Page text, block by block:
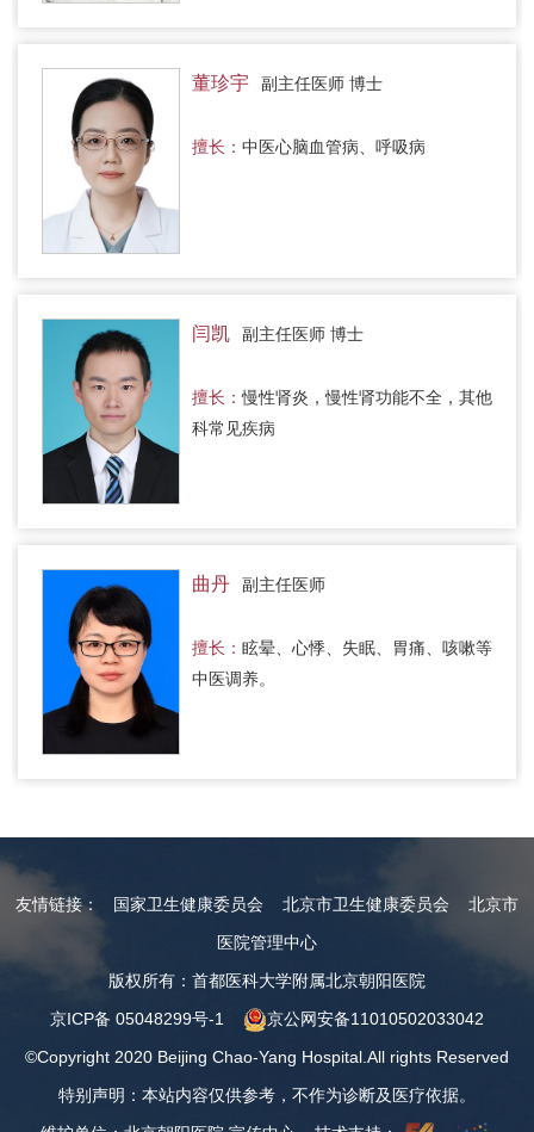
董珍宇 副主任医师 博士
擅长： 中医心脑血管病、呼吸病
闫凯 副主任医师 博士
擅长：慢性肾炎，慢性肾功能不全，其他
科常见疾病
曲丹 副主任医师
擅长： 眩晕、心悸、失眠、胃痛、咳嗽等
中医调养。
友情链接： 国家卫生健康委员会 北京市卫生健康委员会
北京市
医院管理中心
版权所有：首都医科大学附属北京朝阳医院
京ICP备 05048299号-1
京公网安备11010502033042
©Copyright 2020 Beijing Chao-Yang Hospital.All rights Reserved
特别声明：本站内容仅供参考，不作为诊断及医疗依据。